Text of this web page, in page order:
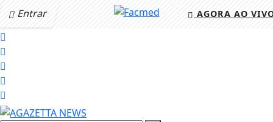
Entrar AGORA AO